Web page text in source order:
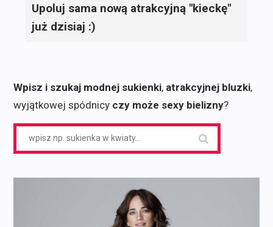
Upoluj sama nową atrakcyjną "kieckę"
już dzisiaj :)
Wpisz i szukaj modnej sukienki, atrakcyjnej bluzki,
wyjątkowej spódnicy czy może sexy bielizny?